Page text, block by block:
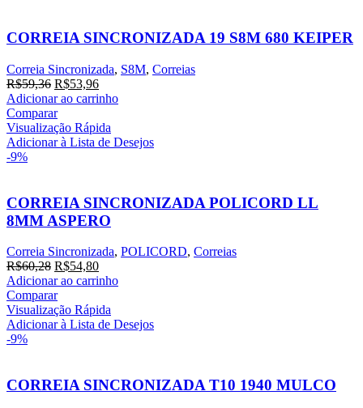
CORREIA SINCRONIZADA 19 S8M 680 KEIPER
Correia Sincronizada, S8M, Correias
R$59,36 R$53,96
Adicionar ao carrinho
Comparar
Visualização Rápida
Adicionar à Lista de Desejos
-9%
CORREIA SINCRONIZADA POLICORD LL
8MM ASPERO
Correia Sincronizada, POLICORD, Correias
R$60,28 R$54,80
Adicionar ao carrinho
Comparar
Visualização Rápida
Adicionar à Lista de Desejos
-9%
CORREIA SINCRONIZADA T10 1940 MULCO